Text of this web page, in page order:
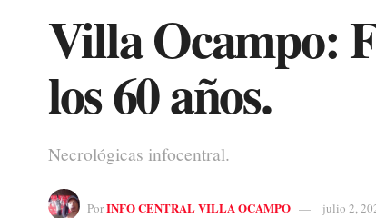
Villa Ocampo:
los 60 años.
Necrológicas infocentral.
PorINFO CENTRAL VILLA OCAMPO julio 2,